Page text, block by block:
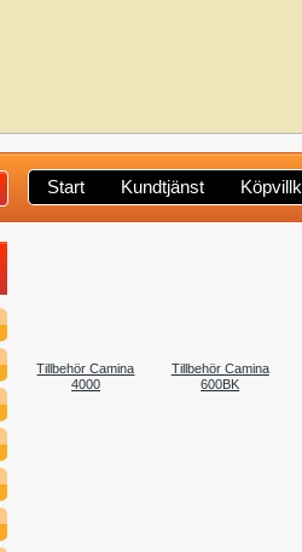
Start Kundtjänst
Tillbehör Camina
4000
Tillbehör Camina
600BK